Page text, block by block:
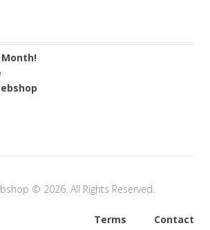
© 2026. All Rights Reserved.
Terms Contact